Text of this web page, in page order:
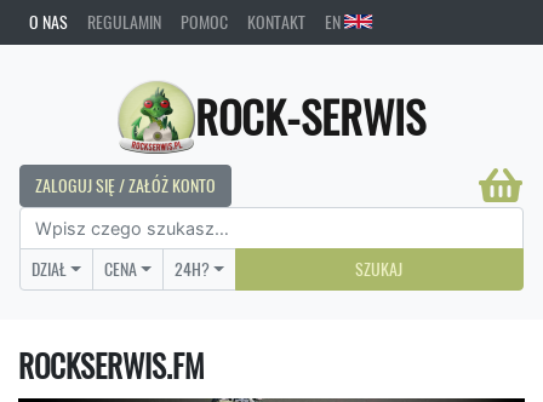
O NAS REGULAMIN POMOC KONTAKT EN
ROCK-SERWIS
ZALOGUJ SIĘ / ZAŁÓŻ KONTO
DZIAŁ CENA 24H? SZUKAJ
ROCKSERWIS.FM